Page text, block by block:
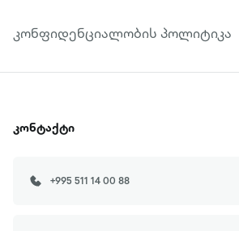
კონფიდენციალობის პოლიტიკა
კონტაქტი
+995 511 14 00 88